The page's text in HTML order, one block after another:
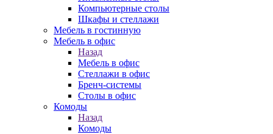
Компьютерные столы
Шкафы и стеллажи
Мебель в гостинную
Мебель в офис
Назад
Мебель в офис
Стеллажи в офис
Бренч-системы
Столы в офис
Комоды
Назад
Комоды